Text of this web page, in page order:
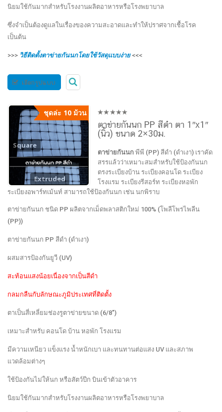
นิยมใช้กันมากสำหรับโรงงานผลิตอาหารหรือโรงพยาบาล
ซึ่งจำเป็นต้องดูแลในเรื่องของความสะอาดและทำให้ปราศจากเชื้อโรค
เป็นต้น
>>> วิธีติดตั้งตาข่ายกันนกโดยใช้วัสดุแบบง่าย<<<
เลือกรูปแบบ
Extruded
ชุดล่ะ 10 ม้วน
Square
0
out
of
ตาข่ายกันนก PP สีดำ ตา 1″x1″
(นิ้ว) ขนาด 2×30ม.
ตาข่ายกันนก พีพี (PP) สีดำ (ดำเงา) เราคัด
สรรแล้วว่าเหมาะสมสำหรับใช้ป้องกันนก
ตรงระเบียงบ้าน ระเบียงคอนโด ระเบียง
โรงแรม ระเบียงรีสอร์ท ระเบียงหอพัก
ระเบียงอพาร์ทเม้นท์ สามารถใช้ป้องกันนก เช่น นกพิราบ
ตาข่ายกันนก ชนิด PP ผลิตจากเม็ดพลาสติกใหม่ 100% (โพลีโพรไพลีน
(PP))
ตาข่ายกันนก PP สีดำ (ดำเงา)
ผสมสารป้องกันยูวี (UV)
สะท้อนแสงน้อยเนื่องจากเป็นสีดำ
กลมกลืนกับลักษณะภูมิประเทศที่ติดตั้ง
ตาเป็นสี่เหลี่ยมช่องรูตาข่ายขนาด (6/8″)
เหมาะสำหรับ คอนโด บ้าน หอพัก โรงแรม
มีความเหนียว แข็งแรง น้ำหนักเบา และทนทานต่อแสง UV และสภาพ
แวดล้อมต่างๆ
ใช้ป้องกันไม่ให้นก หรือสัตว์ปีก บินเข้าตัวอาคาร
นิยมใช้กันมากสำหรับโรงงานผลิตอาหารหรือโรงพยาบาล